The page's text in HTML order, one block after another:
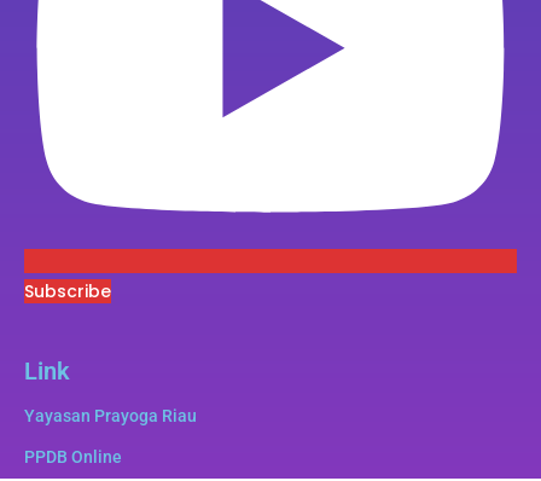
Subscribe
Link
Yayasan Prayoga Riau
PPDB Online